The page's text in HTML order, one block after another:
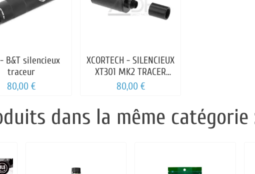
B&T silencieux
traceur
80,00 €
XCORTECH - SILENCIEUX
XT301 MK2 TRACER
COMPACT
80,00 €
dans la même catégorie